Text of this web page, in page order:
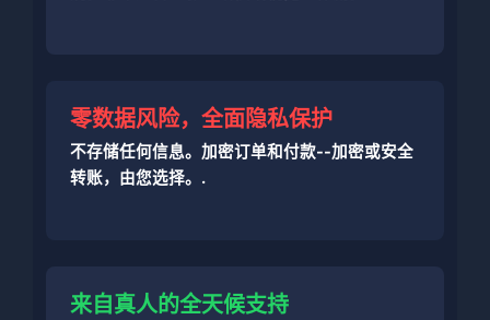
零数据风险，全面隐私保护
不存储任何信息。加密订单和付款--加密或安全
转账，由您选择。.
来自真人的全天候支持